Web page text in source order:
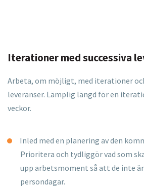
Iterationer med successiva
Arbeta, om möjligt, med iterationer
leveranser. Lämplig längd för en
veckor. ​
Inled med en planering av den
Prioritera och tydliggör vad som
upp arbetsmoment så att de inte
persondagar.